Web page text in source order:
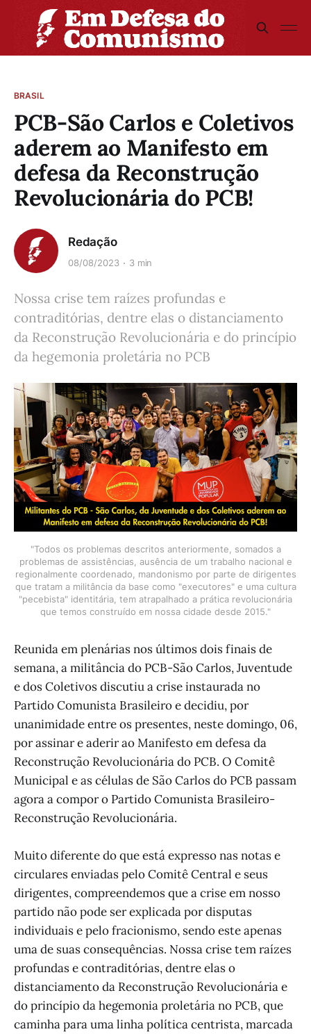
BRASIL
PCB-São Carlos e Coletivos
aderem ao Manifesto em
defesa da Reconstrução
Revolucionária do PCB!
Redação
08/08/2023 3 min
Nossa crise tem raízes profundas e
contraditórias, dentre elas o distanciamento
da Reconstrução Revolucionária e do princípio
da hegemonia proletária no PCB
"Todos os problemas descritos anteriormente, somados a
problemas de assistências, ausência de um trabalho nacional e
regionalmente coordenado, mandonismo por parte de dirigentes
que tratam a militância da base como "executores" e uma cultura
"pecebista" identitária, tem atrapalhado a prática revolucionária
que temos construído em nossa cidade desde 2015."
Reunida em plenárias nos últimos dois finais de
semana, a militância do PCB-São Carlos, Juventude
e dos Coletivos discutiu a crise instaurada no
Partido Comunista Brasileiro e decidiu, por
unanimidade entre os presentes, neste domingo, 06,
por assinar e aderir ao Manifesto em defesa da
Reconstrução Revolucionária do PCB. O Comitê
Municipal e as células de São Carlos do PCB passam
agora a compor o Partido Comunista Brasileiro-
Reconstrução Revolucionária.
Muito diferente do que está expresso nas notas e
circulares enviadas pelo Comitê Central e seus
dirigentes, compreendemos que a crise em nosso
partido não pode ser explicada por disputas
individuais e pelo fracionismo, sendo este apenas
uma de suas consequências. Nossa crise tem raízes
profundas e contraditórias, dentre elas o
distanciamento da Reconstrução Revolucionária e
do princípio da hegemonia proletária no PCB, que
caminha para uma linha política centrista, marcada